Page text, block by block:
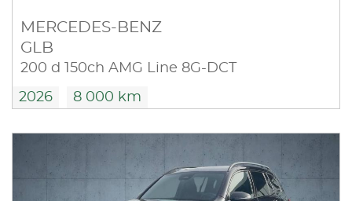
MERCEDES-BENZ
GLB
200 d 150ch AMG Line 8G-DCT
2026 8 000 km